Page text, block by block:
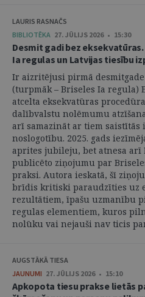
LAURIS RASNAČS
BIBLIOTĒKA 27. JŪLIJS 2026 • 15:30
Desmit gadi bez
Ia regulas un Latvijas tiesību
Ir aizritējusi pirmā desmitgade
(turpmāk – Briseles Ia regula)
atcelta eksekvatūras
dalībvalstu nolēmumu
arī samazināt ar tiem saistītās
noslogotību. 2025. gads
aprites jubileju, bet atnesa arī
publicēto ziņojumu par
praksi. Autora ieskatā, šī
brīdis kritiski paraudzīties uz
rezultātiem, īpašu uzmanību
regulas elementiem, kuros
nolūku vai nejauši nav ticis
AUGSTĀKĀ TIESA
JAUNUMI 27. JŪLIJS 2026 • 15:10
Apkopota tiesu prakse lietās